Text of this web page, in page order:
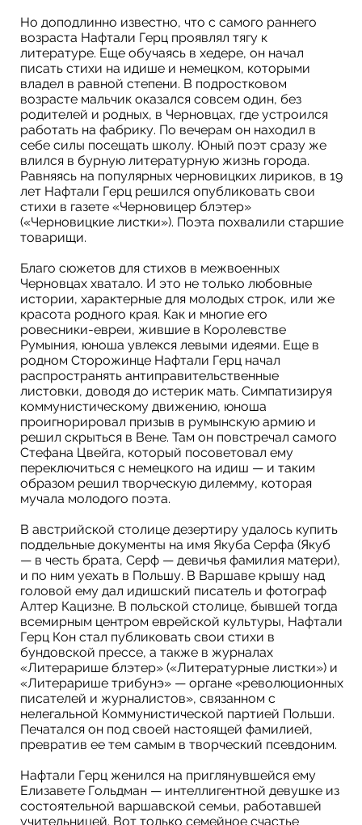
Но доподлинно известно, что с самого раннего
возраста Нафтали Герц проявлял тягу к
литературе. Еще обучаясь в хедере, он начал
писать стихи на идише и немецком, которыми
владел в равной степени. В подростковом
возрасте мальчик оказался совсем один, без
родителей и родных, в Черновцах, где устроился
работать на фабрику. По вечерам он находил в
себе силы посещать школу. Юный поэт сразу же
влился в бурную литературную жизнь города.
Равняясь на популярных черновицких лириков, в 19
лет Нафтали Герц решился опубликовать свои
стихи в газете «Черновицер блэтер»
(«Черновицкие листки»). Поэта похвалили старшие
товарищи.
Благо сюжетов для стихов в межвоенных
Черновцах хватало. И это не только любовные
истории, характерные для молодых строк, или же
красота родного края. Как и многие его
ровесники-евреи, жившие в Королевстве
Румыния, юноша увлекся левыми идеями. Еще в
родном Сторожинце Нафтали Герц начал
распространять антиправительственные
листовки, доводя до истерик мать. Симпатизируя
коммунистическому движению, юноша
проигнорировал призыв в румынскую армию и
решил скрыться в Вене. Там он повстречал самого
Стефана Цвейга, который посоветовал ему
переключиться с немецкого на идиш — и таким
образом решил творческую дилемму, которая
мучала молодого поэта.
В австрийской столице дезертиру удалось купить
поддельные документы на имя Якуба Серфа (Якуб
— в честь брата, Серф — девичья фамилия матери),
и по ним уехать в Польшу. В Варшаве крышу над
головой ему дал идишский писатель и фотограф
Алтер Кацизне. В польской столице, бывшей тогда
всемирным центром еврейской культуры, Нафтали
Герц Кон стал публиковать свои стихи в
бундовской прессе, а также в журналах
«Литерарише блэтер» («Литературные листки») и
«Литерарише трибунэ» — органе «революционных
писателей и журналистов», связанном с
нелегальной Коммунистической партией Польши.
Печатался он под своей настоящей фамилией,
превратив ее тем самым в творческий псевдоним.
Нафтали Герц женился на приглянувшейся ему
Елизавете Гольдман — интеллигентной девушке из
состоятельной варшавской семьи, работавшей
учительницей. Вот только семейное счастье